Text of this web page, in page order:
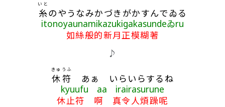
糸
いと
のやうなみかづきがかすんでゐる
itonoyaunamikazukigakasundeゐru
如絲般的新月正模糊著
♪
休符
きゅうふ
あぁ いらいらするね
kyuufu aa irairasurune
休止符 啊 真令人煩躁呢